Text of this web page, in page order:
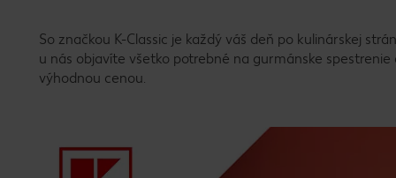
So značkou K-Classic je každý váš deň po kulinárskej
u nás objavíte všetko potrebné na gurmánske
výhodnou cenou.